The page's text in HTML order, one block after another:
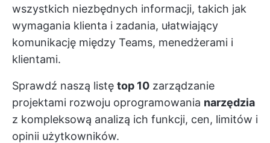
wszystkich niezbędnych informacji, takich jak
wymagania klienta i zadania, ułatwiający
komunikację między Teams, menedżerami i
klientami.
Sprawdź naszą listę top 10 zarządzanie
projektami rozwoju oprogramowania narzędzia
z kompleksową analizą ich funkcji, cen, limitów i
opinii użytkowników.